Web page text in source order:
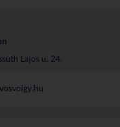
Lajos u. 24.